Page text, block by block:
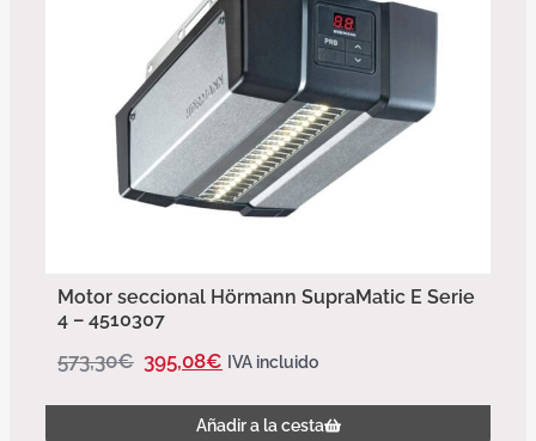
Motor seccional Hörmann SupraMatic E Serie
4 – 4510307
573,30€ 395,08€ IVA incluido
Añadir a la cesta